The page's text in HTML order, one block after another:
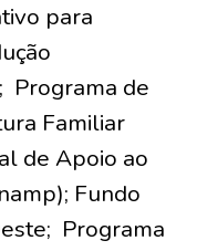
para
Programa de
Familiar
de Apoio ao
Fundo
Programa